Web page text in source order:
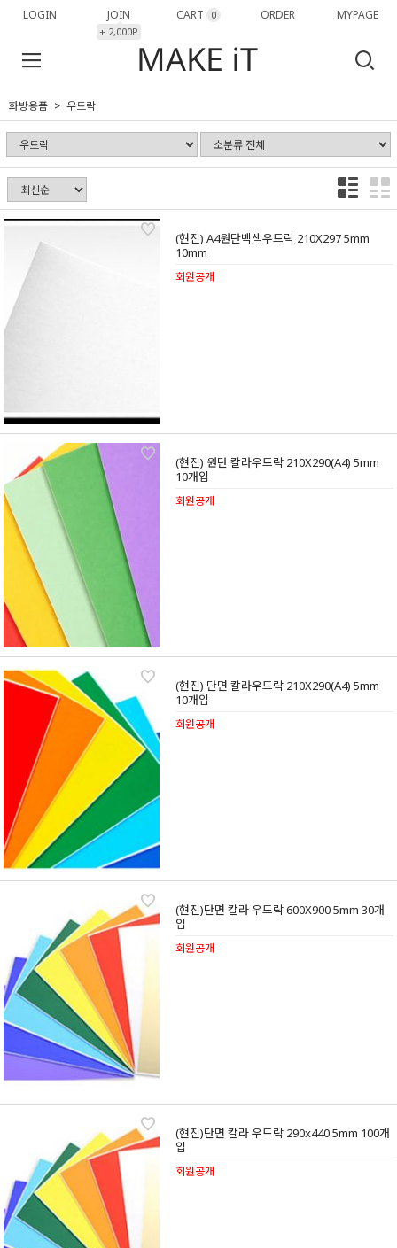
LOGIN JOIN
+ 2,000P
CART 0 ORDER MYPAGE
화방용품 우드락
(현진) A4원단백색우드락 210X297 5mm
10mm
회원공개
(현진) 원단 칼라우드락 210X290(A4) 5mm
10개입
회원공개
(현진) 단면 칼라우드락 210X290(A4) 5mm
10개입
회원공개
(현진)단면 칼라 우드락 600X900 5mm 30개
입
회원공개
(현진)단면 칼라 우드락 290x440 5mm 100개
입
회원공개